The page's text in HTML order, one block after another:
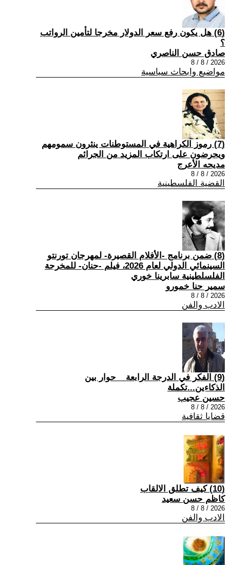
(6) هل يكون رفع سعر الدولار مخرجا لتأمين الرواتب
؟
صادق حسن الناصري
2026 / 8 / 8
مواضيع وابحاث سياسية
(7) رموز الكراهية في المستوطنات ينثرون سمومهم
ويحرضون على ارتكاب المزيد من الجرائم
مديحه الأعرج
2026 / 8 / 8
القضية الفلسطينية
(8) ضمن برنامج -الأفلام القصيرة- لمهرجان تورنتو
السينمائي الدولي لعام 2026، فيلم -حنان- للمخرجة
الفلسلطينية سابرينا خوري
سمير حنا خمورو
2026 / 8 / 8
الادب والفن
(9) الفكر في الدرجة الرابعة _ حوار بين
الذكاءين...تكملة
حسين عجيب
2026 / 8 / 8
قضايا ثقافية
(10) كيف تطلق الالقاب
كاظم حسن سعيد
2026 / 8 / 8
الادب والفن